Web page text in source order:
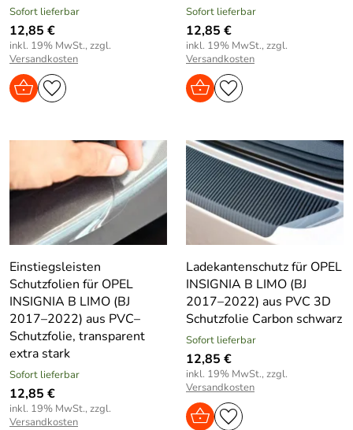
Sofort lieferbar
12,85 €
inkl. 19% MwSt., zzgl.
Versandkosten
Sofort lieferbar
12,85 €
inkl. 19% MwSt., zzgl.
Versandkosten
Einstiegsleisten
Schutzfolien für OPEL
INSIGNIA B LIMO (BJ
2017–2022) aus PVC–
Schutzfolie, transparent
extra stark
Sofort lieferbar
12,85 €
inkl. 19% MwSt., zzgl.
Versandkosten
Ladekantenschutz für OPEL
INSIGNIA B LIMO (BJ
2017–2022) aus PVC 3D
Schutzfolie Carbon schwarz
Sofort lieferbar
12,85 €
inkl. 19% MwSt., zzgl.
Versandkosten